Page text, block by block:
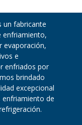
un fabricante
enfriamiento,
evaporación,
e
enfriados por
brindado
excepcional
enfriamiento de